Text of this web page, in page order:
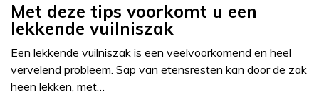
Met deze tips voorkomt u een
lekkende vuilniszak
Een lekkende vuilniszak is een veelvoorkomend en heel
vervelend probleem. Sap van etensresten kan door de zak
heen lekken, met…